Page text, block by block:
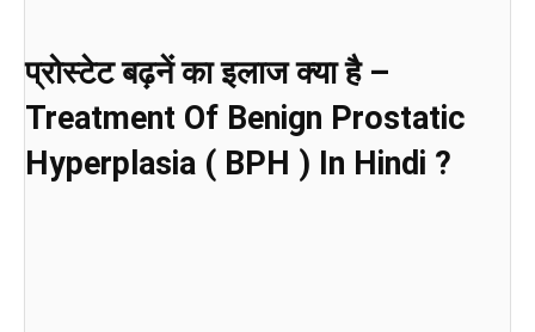
प्रोस्टेट बढ़नें का इलाज क्या है –
Treatment Of Benign Prostatic
Hyperplasia ( BPH ) In Hindi ?